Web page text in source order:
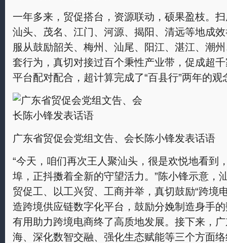
一年多来，贸促搭台，资源联动，硕果盈枝。
汕头、茂名、江门、河源、揭阳、清远等地成
服从鼓励韶关、梅州、汕尾、阳江、湛江、潮
套行为，真切对接过百个秉性产业带，促成超
平台配对配合，超计算完成了“百县行”两年的观
广东省贸促会党组文告、会长陈小锋发表话语
“今天，咱们再次王人聚汕头，很是欢悦地看到
埠，正抖擞着全新的守望活力。”陈小锋示意，
贸促工、以工兴贸、工商并举，真切鼓励“跨境
造跨境供应链数字化平台，鼓励分娩制造身手
有用助力跨境电商终了高质地发展。接下来，
海、深化数智交融、强化生态赋能等三个方面